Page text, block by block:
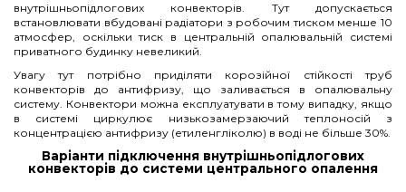
внутрішньопідлогових конвекторів. Тут допускається
встановлювати вбудовані радіатори з робочим тиском менше 10
атмосфер, оскільки тиск в центральній опалювальній системі
приватного будинку невеликий.
Увагу тут потрібно приділяти корозійної стійкості труб
конвекторів до антифризу, що заливається в опалювальну
систему. Конвектори можна експлуатувати в тому випадку, якщо
в системі циркулює низькозамерзаючий теплоносій з
концентрацією антифризу (етиленгліколю) в воді не більше 30%.
Варіанти підключення внутрішньопідлогових
конвекторів до системи центрального опалення